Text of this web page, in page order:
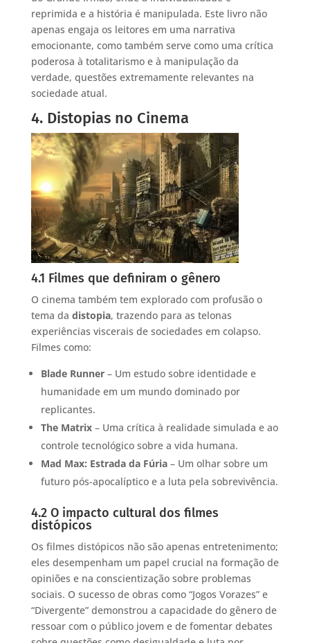
reprimida e a história é manipulada. Este livro não
apenas engaja os leitores em uma narrativa
emocionante, como também serve como uma crítica
poderosa à totalitarismo e à manipulação da
verdade, questões extremamente relevantes na
sociedade atual.
4. Distopias no Cinema
4.1 Filmes que definiram o gênero
O cinema também tem explorado com profusão o
tema da distopia, trazendo para as telonas
experiências viscerais de sociedades em colapso.
Filmes como:
Blade Runner– Um estudo sobre identidade e
humanidade em um mundo dominado por
replicantes.
The Matrix– Uma crítica à realidade simulada e ao
controle tecnológico sobre a vida humana.
Mad Max: Estrada da Fúria– Um olhar sobre um
futuro pós-apocalíptico e a luta pela sobrevivência.
4.2 O impacto cultural dos filmes
distópicos
Os filmes distópicos não são apenas entretenimento;
eles desempenham um papel crucial na formação de
opiniões e na conscientização sobre problemas
sociais. O sucesso de obras como “Jogos Vorazes” e
“Divergente” demonstrou a capacidade do gênero de
ressoar com o público jovem e de fomentar debates